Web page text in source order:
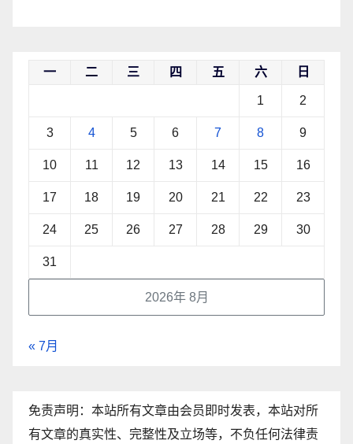
2026年 8月
一 二 三 四 五 六 日
1 2
3 4 5 6 7 8 9
10 11 12 13 14 15 16
17 18 19 20 21 22 23
24 25 26 27 28 29 30
31
« 7月
免责声明：本站所有文章由会员即时发表，本站对所
有文章的真实性、完整性及立场等，不负任何法律责